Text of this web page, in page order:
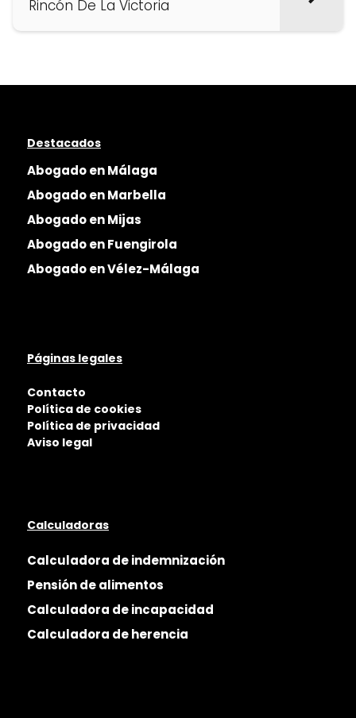
Rincón De La Victoria
Destacados
Abogado en Málaga
Abogado en Marbella
Abogado en Mijas
Abogado en Fuengirola
Abogado en Vélez-Málaga
Páginas legales
Contacto
Política de cookies
Política de privacidad
Aviso legal
Calculadoras
Calculadora de indemnización
Pensión de alimentos
Calculadora de incapacidad
Calculadora de herencia